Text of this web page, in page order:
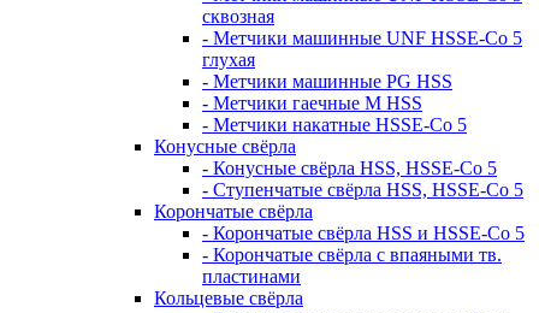
сквозная
- Метчики машинные UNF HSSE-Co 5
глухая
- Метчики машинные PG HSS
- Метчики гаечные M HSS
- Метчики накатные HSSE-Co 5
Конусные свёрла
- Конусные свёрла HSS, HSSE-Co 5
- Ступенчатые свёрла HSS, HSSE-Co 5
Корончатые свёрла
- Корончатые свёрла HSS и HSSE-Co 5
- Корончатые свёрла с впаяными тв.
пластинами
Кольцевые свёрла